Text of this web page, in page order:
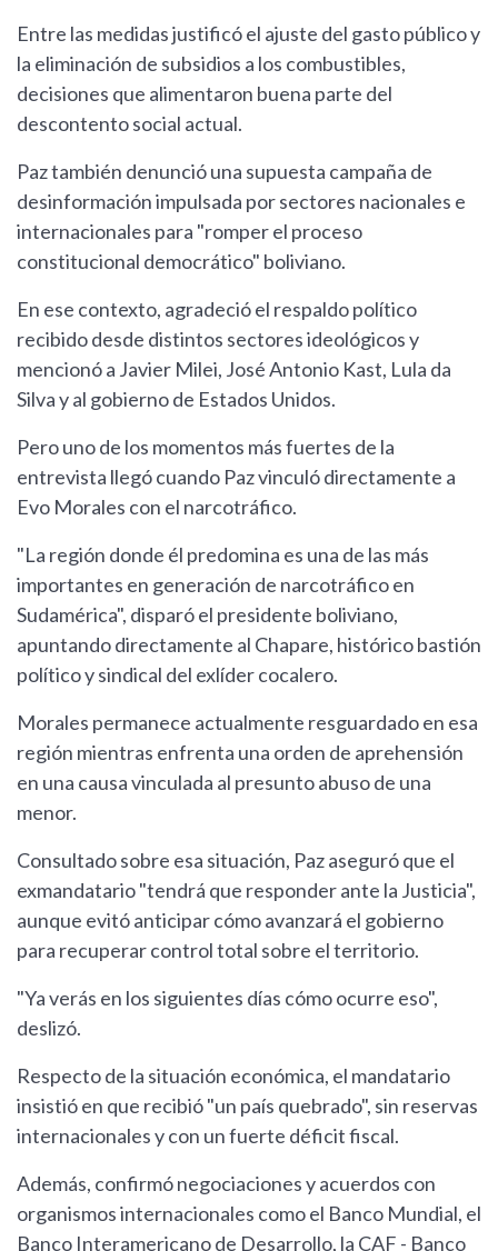
Entre las medidas justificó el ajuste del gasto público y
la eliminación de subsidios a los combustibles,
decisiones que alimentaron buena parte del
descontento social actual.
Paz también denunció una supuesta campaña de
desinformación impulsada por sectores nacionales e
internacionales para "romper el proceso
constitucional democrático" boliviano.
En ese contexto, agradeció el respaldo político
recibido desde distintos sectores ideológicos y
mencionó a Javier Milei, José Antonio Kast, Lula da
Silva y al gobierno de Estados Unidos.
Pero uno de los momentos más fuertes de la
entrevista llegó cuando Paz vinculó directamente a
Evo Morales con el narcotráfico.
"La región donde él predomina es una de las más
importantes en generación de narcotráfico en
Sudamérica", disparó el presidente boliviano,
apuntando directamente al Chapare, histórico bastión
político y sindical del exlíder cocalero.
Morales permanece actualmente resguardado en esa
región mientras enfrenta una orden de aprehensión
en una causa vinculada al presunto abuso de una
menor.
Consultado sobre esa situación, Paz aseguró que el
exmandatario "tendrá que responder ante la Justicia",
aunque evitó anticipar cómo avanzará el gobierno
para recuperar control total sobre el territorio.
"Ya verás en los siguientes días cómo ocurre eso",
deslizó.
Respecto de la situación económica, el mandatario
insistió en que recibió "un país quebrado", sin reservas
internacionales y con un fuerte déficit fiscal.
Además, confirmó negociaciones y acuerdos con
organismos internacionales como el Banco Mundial, el
Banco Interamericano de Desarrollo, la CAF - Banco